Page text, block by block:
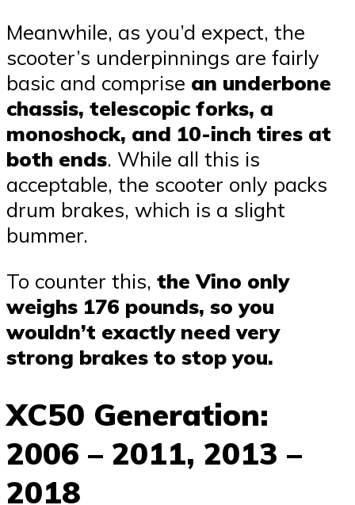
Meanwhile, as you’d expect, the
scooter’s underpinnings are fairly
basic and comprise an underbone
chassis, telescopic forks, a
monoshock, and 10-inch tires at
both ends. While all this is
acceptable, the scooter only packs
drum brakes, which is a slight
bummer.
To counter this, the Vino only
weighs 176 pounds, so you
wouldn’t exactly need very
strong brakes to stop you.
XC50 Generation:
2006 – 2011, 2013 –
2018